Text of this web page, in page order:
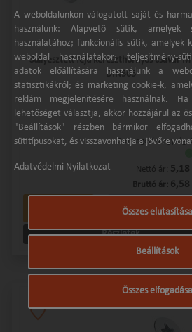
Süllyesztett fejű kereszthornyos csavar M
DIN965
Csomagolási egység:
Nettó ár:
5,18
Bruttó ár:
6,58
- +
Részletek
A weboldalunkon válogatott saját és
használunk: Alapvető sütik, amelyek
használatához; funkcionális sütik, amelyek
weboldal használatakor; teljesítmény-
adatok előállítására használunk a
statisztikákról; és marketing cookie-k,
reklám megjelenítésére használnak.
lehetőséget választja, akkor hozzájárul az
"Beállítások" részben bármikor
sütitípusokat, és visszavonhatja a jövőre
Adatvédelmi Nyilatkozat
Összes elutasítása
Beállítások
Összes elfogadása